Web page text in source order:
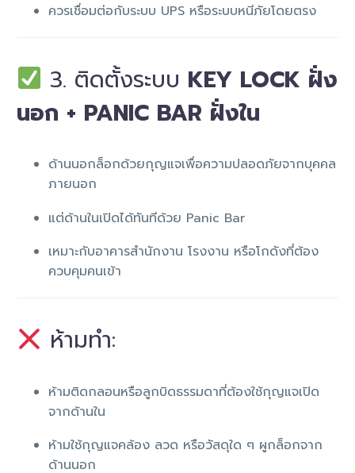
ควรเชื่อมต่อกับระบบ UPS หรือระบบหนีภัยโดยตรง
3. ติดตั้งระบบ KEY LOCK ฝั่ง
นอก + PANIC BAR ฝั่งใน
ด้านนอกล็อกด้วยกุญแจเพื่อความปลอดภัยจากบุคคล
ภายนอก
แต่ด้านในเปิดได้ทันทีด้วย Panic Bar
เหมาะกับอาคารสำนักงาน โรงงาน หรือโกดังที่ต้อง
ควบคุมคนเข้า
ห้ามทำ:
ห้ามติดกลอนหรือลูกบิดธรรมดาที่ต้องใช้กุญแจเปิด
จากด้านใน
ห้ามใช้กุญแจคล้อง ลวด หรือวัสดุใด ๆ ผูกล็อกจาก
ด้านนอก